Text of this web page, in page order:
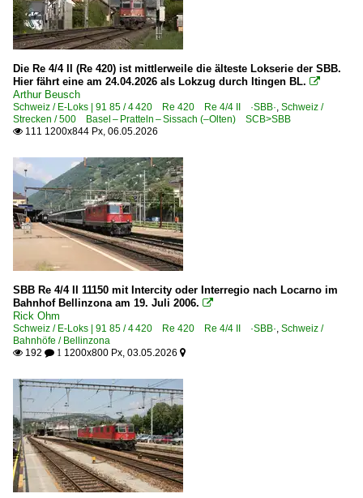
Die Re 4/4 II (Re 420) ist mittlerweile die älteste Lokserie der SBB.
Hier fährt eine am 24.04.2026 als Lokzug durch Itingen BL. 
Arthur Beusch
Schweiz / E-Loks | 91 85 / 4 420 Re 420 Re 4/4 II ·SBB·, Schweiz /
Strecken / 500 Basel – Pratteln – Sissach (–Olten) SCB>SBB
 111 1200x844 Px, 06.05.2026
SBB Re 4/4 II 11150 mit Intercity oder Interregio nach Locarno im
Bahnhof Bellinzona am 19. Juli 2006. 
Rick Ohm
Schweiz / E-Loks | 91 85 / 4 420 Re 420 Re 4/4 II ·SBB·, Schweiz /
Bahnhöfe / Bellinzona
 192  1 1200x800 Px, 03.05.2026 